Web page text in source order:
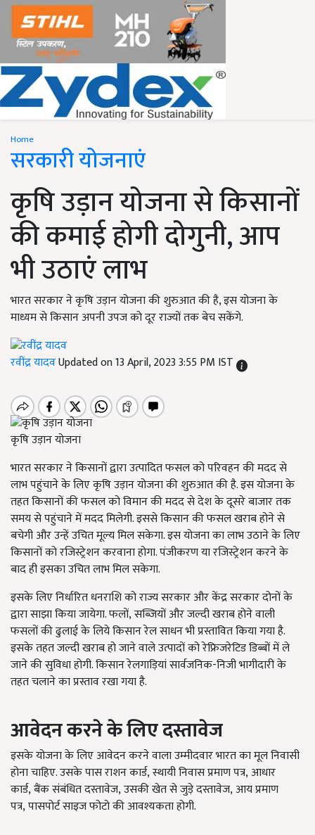
Home
सरकारी योजनाएं
कृषि उड़ान योजना से किसानों
की कमाई होगी दोगुनी, आप
भी उठाएं लाभ
भारत सरकार ने कृषि उड़ान योजना की शुरुआत की है, इस योजना के
माध्यम से किसान अपनी उपज को दूर राज्यों तक बेच सकेंगे.
रवींद्र यादवUpdated on 13 April, 2023 3:55 PM IST
कृषि उड़ान योजना
भारत सरकार नेकिसानों द्वारा उत्पादित फसल को परिवहन की मदद से
लाभ पहुंचाने के लिए कृषि उड़ान योजना की शुरुआत की है. इस योजना के
तहत किसानों की फसल को विमान की मदद से देश के दूसरे बाजार तक
समय से पहुंचाने में मदद मिलेगी. इससे किसान की फसल खराब होने से
बचेगी और उन्हें उचित मूल्य मिल सकेगा. इस योजना का लाभ उठाने के लिए
किसानों को रजिस्ट्रेशन करवाना होगा. पंजीकरण या रजिस्ट्रेशन करने के
बाद ही इसका उचित लाभ मिल सकेगा.
इसके लिए निर्धारित धनराशि को राज्य सरकार और केंद्र सरकार दोनों के
द्वारा साझा किया जायेगा. फलों,सब्जियों और जल्दी खराब होने वाली
फसलों की ढुलाई के लिये किसान रेल साधन भी प्रस्तावित किया गया है.
इसके तहत जल्दी खराब हो जाने वाले उत्पादों को रेफ्रिजरेटिड डिब्बों में ले
जाने की सुविधा होगी. किसान रेलगाड़ियां सार्वजनिक-निजी भागीदारी के
तहत चलाने का प्रस्ताव रखा गया है.
आवेदन करने के लिए दस्तावेज
इसके योजना के लिए आवेदन करने वाला उम्मीदवार भारत का मूल निवासी
होना चाहिए. उसके पास राशन कार्ड,स्थायी निवास प्रमाण पत्र,आधार
कार्ड,बैंक संबंधित दस्तावेज,उसकी खेत से जुड़े दस्तावेज,आय प्रमाण
पत्र,पासपोर्ट साइज फोटो की आवश्यकता होगी.